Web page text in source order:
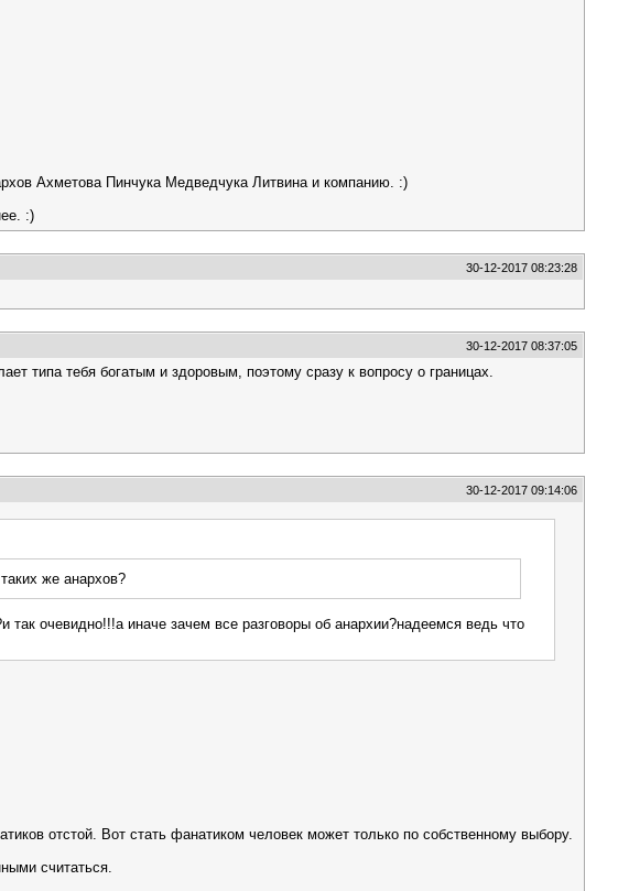
Ахметова Пинчука Медведчука Литвина и компанию. :)
:)
30-12-2017 08:23:28
30-12-2017 08:37:05
типа тебя богатым и здоровым, поэтому сразу к вопросу о границах.
30-12-2017 09:14:06
же анархов?
очевидно!!!а иначе зачем все разговоры об анархии?надеемся ведь что
отстой. Вот стать фанатиком человек может только по собственному выбору.
считаться.